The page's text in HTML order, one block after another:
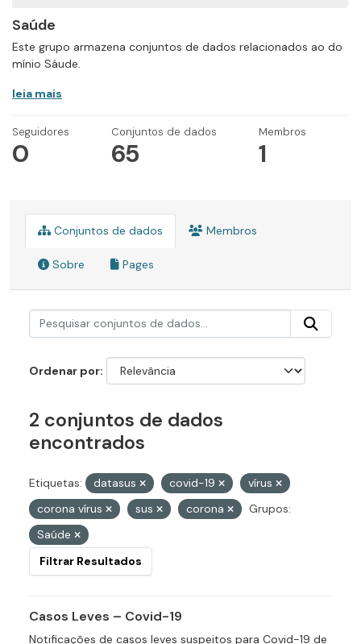
Saúde
Este grupo armazena conjuntos de dados relacionados ao do
mínio Sáude.
leia mais
Seguidores
0
Conjuntos de dados
65
Membros
1
Conjuntos de dados Membros
Sobre Pages
Ordenar por
2 conjuntos de dados
encontrados
Etiquetas: datasus covid-19
vírus
corona vírus
sus corona
Grupos:
Saúde
Filtrar Resultados
Casos Leves – Covid-19
Notificações de casos leves suspeitos para Covid-19 de